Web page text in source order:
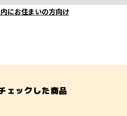
にお住まいの方向け
ェックした商品